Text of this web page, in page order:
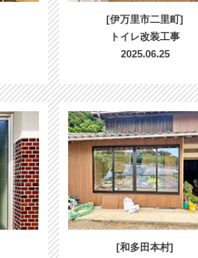
[伊万里市二里町]
トイレ改装工事
2025.06.25
[和多田本村]